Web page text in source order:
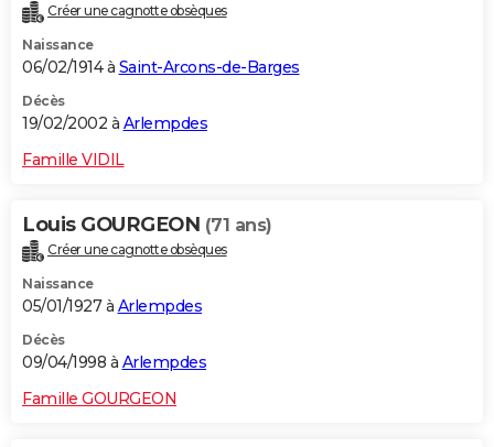
Créer une cagnotte obsèques
Naissance
06/02/1914 à Saint-Arcons-de-Barges
Décès
19/02/2002 à Arlempdes
Famille VIDIL
Louis GOURGEON (71 ans)
Créer une cagnotte obsèques
Naissance
05/01/1927 à Arlempdes
Décès
09/04/1998 à Arlempdes
Famille GOURGEON